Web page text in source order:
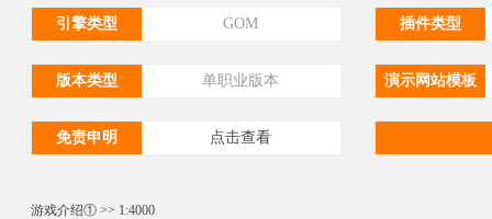
引擎类型 GOM 插件类型
版本类型 单职业版本 演示网站模板
免责申明 点击查看
游戏介绍① >> 1:4000